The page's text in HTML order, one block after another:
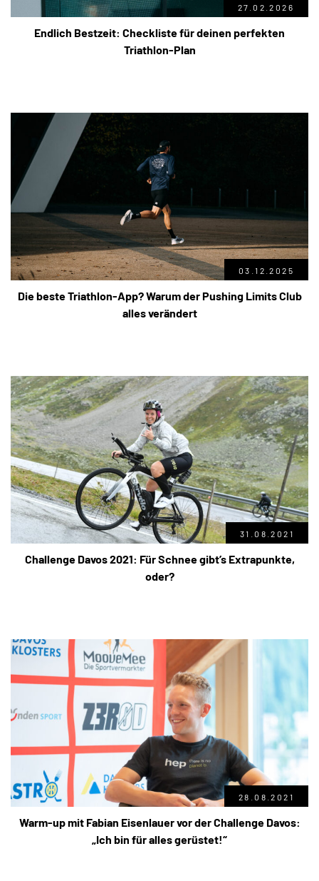
27.02.2026
Endlich Bestzeit: Checkliste für deinen perfekten
Triathlon-Plan
03.12.2025
Die beste Triathlon-App? Warum der Pushing Limits Club
alles verändert
31.08.2021
Challenge Davos 2021: Für Schnee gibt’s Extrapunkte,
oder?
28.08.2021
Warm-up mit Fabian Eisenlauer vor der Challenge Davos:
„Ich bin für alles gerüstet!“